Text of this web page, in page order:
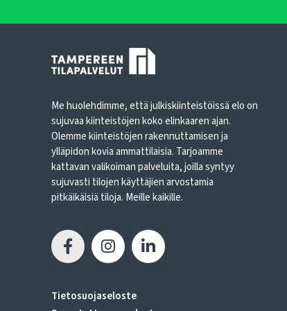
Me huolehdimme, että julkiskiinteistöissä elo on
sujuvaa kiinteistöjen koko elinkaaren ajan.
Olemme kiinteistöjen rakennuttamisen ja
ylläpidon kovia ammattilaisia. Tarjoamme
kattavan valikoiman palveluita, joilla syntyy
sujuvasti tilojen käyttäjien arvostamia
pitkäikäisiä tiloja. Meille kaikille.
Tietosuojaseloste